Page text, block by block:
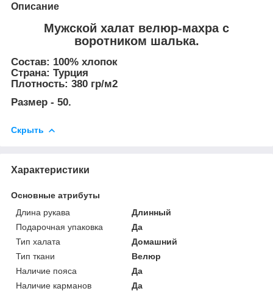
Описание
Мужской халат велюр-махра с
воротником шалька.
Состав: 100% хлопок
Страна: Турция
Плотность: 380 гр/м2
Размер - 50.
Скрыть
Характеристики
Основные атрибуты
Длина рукава
Длинный
Подарочная упаковка
Да
Тип халата
Домашний
Тип ткани
Велюр
Наличие пояса
Да
Наличие карманов
Да